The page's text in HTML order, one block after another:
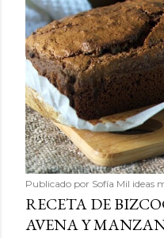
Publicado por Sofía Mil ideas
RECETA DE
AVENA Y